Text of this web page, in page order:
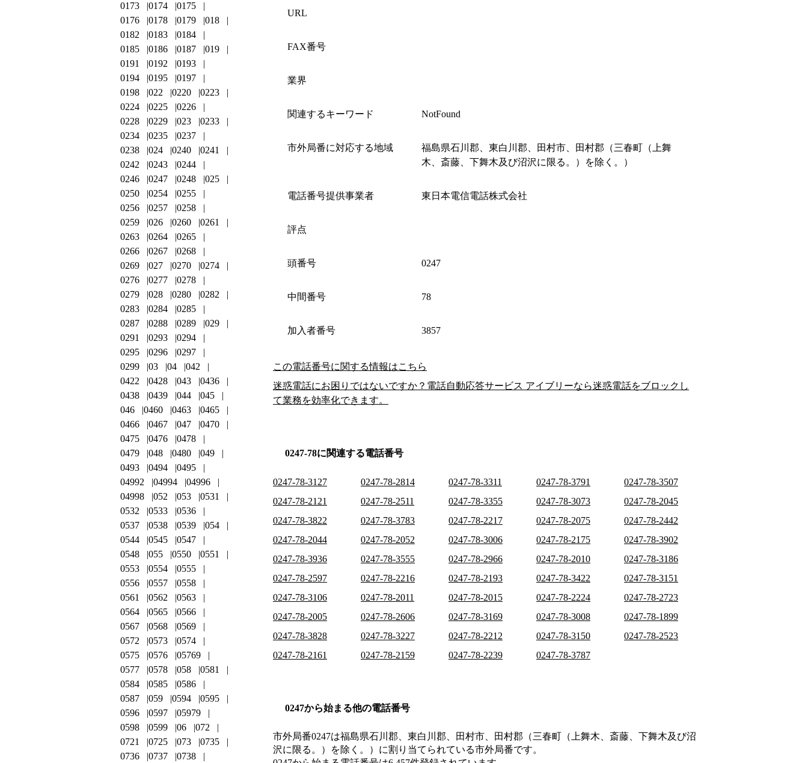
URL
FAX番号
業界
関連するキーワード NotFound
市外局番に対応する地域
福島県石川郡、東白川郡、田村市、田村郡（三春町（上舞
木、斎藤、下舞木及び沼沢に限る。）を除く。）
電話番号提供事業者 東日本電信電話株式会社
評点
頭番号 0247
中間番号 78
加入者番号 3857
この電話番号に関する情報はこちら
迷惑電話にお困りではないですか？電話自動応答サービス アイブリーなら迷惑電話をブロックし
て業務を効率化できます。
0247-78に関連する電話番号
0247-78-3127 0247-78-2814 0247-78-3311 0247-78-3791
0247-78-3507
0247-78-2121
0247-78-2511 0247-78-3355 0247-78-3073
0247-78-2045
0247-78-3822
0247-78-3783 0247-78-2217 0247-78-2075
0247-78-2442
0247-78-2044
0247-78-2052 0247-78-3006 0247-78-2175
0247-78-3902
0247-78-3936
0247-78-3555 0247-78-2966 0247-78-2010
0247-78-3186
0247-78-2597
0247-78-2216 0247-78-2193 0247-78-3422
0247-78-3151
0247-78-3106
0247-78-2011 0247-78-2015 0247-78-2224
0247-78-2723
0247-78-2005
0247-78-2606 0247-78-3169 0247-78-3008
0247-78-1899
0247-78-3828
0247-78-3227 0247-78-2212 0247-78-3150
0247-78-2523
0247-78-2161
0247-78-2159 0247-78-2239 0247-78-3787
0247から始まる他の電話番号
市外局番0247は福島県石川郡、東白川郡、田村市、田村郡（三春町（上舞木、斎藤、下舞木及び沼
沢に限る。）を除く。） に割り当てられている市外局番です。
0173
0174
0175
0176
0178 0179
018
0182
0183
0184
0185
0186 0187
019
0191
0192
0193
0194
0195
0197
0198
022 0220
0223
0224
0225
0226
0228
0229 023
0233
0234
0235
0237
0238
024 0240
0241
0242
0243
0244
0246
0247 0248
025
0250
0254
0255
0256
0257
0258
0259
026 0260
0261
0263
0264
0265
0266
0267
0268
0269
027 0270
0274
0276
0277
0278
0279
028 0280
0282
0283
0284
0285
0287
0288 0289
029
0291
0293
0294
0295
0296
0297
0299
03 04
042
0422
0428 043
0436
0438
0439 044
045
046
0460 0463
0465
0466
0467 047
0470
0475
0476
0478
0479
048 0480
049
0493
0494
0495
04992
04994
04996
04998
052 053
0531
0532
0533
0536
0537
0538 0539
054
0544
0545
0547
0548
055 0550
0551
0553
0554
0555
0556
0557
0558
0561
0562
0563
0564
0565
0566
0567
0568
0569
0572
0573
0574
0575
0576
05769
0577
0578 058
0581
0584
0585
0586
0587
059 0594
0595
0596
0597
05979
0598
0599 06
072
0721
0725 073
0735
0736
0737
0738